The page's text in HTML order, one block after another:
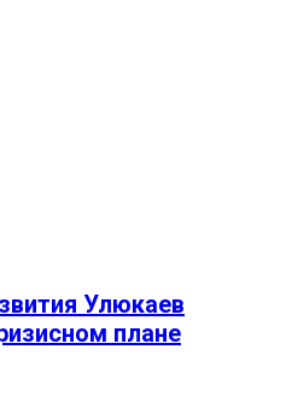
Улюкаев
плане